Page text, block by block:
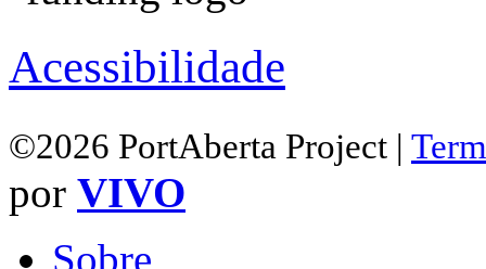
Acessibilidade
©2026 PortAberta Project |
por VIVO
Sobre